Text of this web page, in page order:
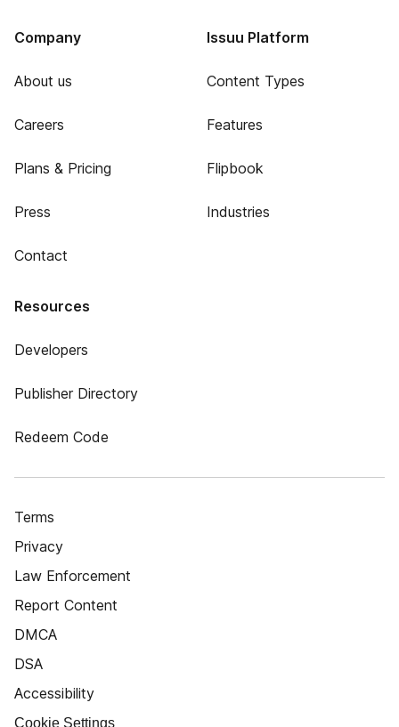
Company
About us
Careers
Plans & Pricing
Press
Contact
Issuu Platform
Content Types
Features
Flipbook
Industries
Resources
Developers
Publisher Directory
Redeem Code
Terms
Privacy
Law Enforcement
Report Content
DMCA
DSA
Accessibility
Cookie Settings